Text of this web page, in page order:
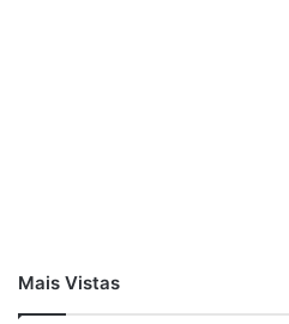
Mais Vistas